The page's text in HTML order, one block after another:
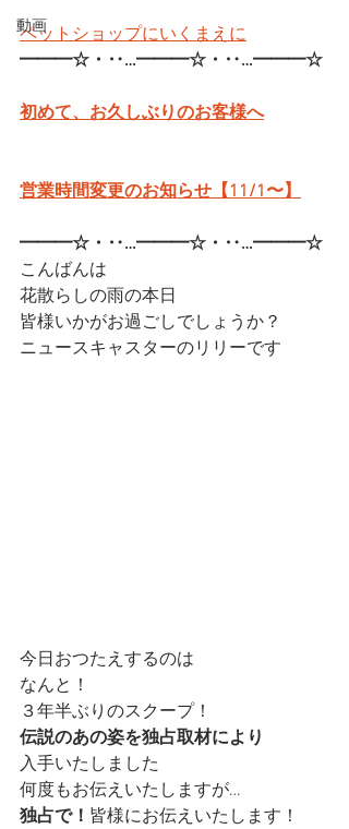
動画
ペットショップにいくまえに
━━━☆・‥…━━━☆・‥…━━━☆
初めて、お久しぶりのお客様へ
営業時間変更のお知らせ【11/1〜】
━━━☆・‥…━━━☆・‥…━━━☆
こんばんは
花散らしの雨の本日
皆様いかがお過ごしでしょうか？
ニュースキャスターのリリーです
今日おつたえするのは
なんと！
３年半ぶりのスクープ！
伝説のあの姿を独占取材により
入手いたしました
何度もお伝えいたしますが…
独占で！ 皆様にお伝えいたします！